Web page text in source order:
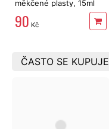
měkčené plasty, 15ml
90 Kč
ČASTO SE